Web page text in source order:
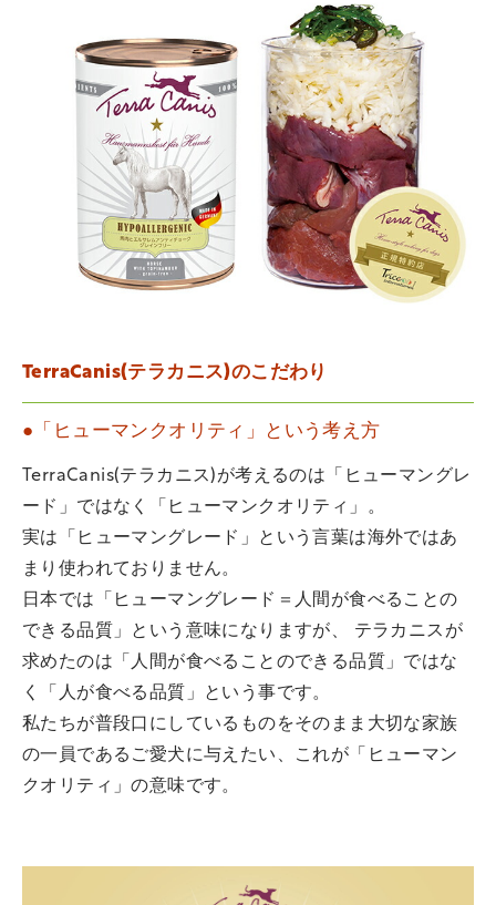
TerraCanis(テラカニス)のこだわり
●「ヒューマンクオリティ」という考え方
TerraCanis(テラカニス)が考えるのは「ヒューマングレ
ード」ではなく「ヒューマンクオリティ」。
実は「ヒューマングレード」という言葉は海外ではあ
まり使われておりません。
日本では「ヒューマングレード＝人間が食べることの
できる品質」という意味になりますが、 テラカニスが
求めたのは「人間が食べることのできる品質」ではな
く「人が食べる品質」という事です。
私たちが普段口にしているものをそのまま大切な家族
の一員であるご愛犬に与えたい、これが「ヒューマン
クオリティ」の意味です。